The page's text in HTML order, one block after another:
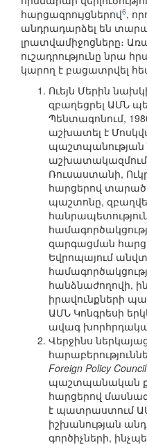
հարցազրույցներով6,
անդրադարձել են
լրատվամիջոցները։
ուշադրությունը նրա
կարող է բացատրվել
Ուեյն Մերին
զբաղեցրել ԱՄՆ
Պենտագոնում,
աշխատել է
աշխատակազմում
Ռուսաստանի,
հարցերով
պաշտոնը,
զարգացման
Եվրոպայում
հանձնաժողովի,
իրավունքների
ԱՄՆ Կոնգրեսի
ավագ
Վերջինս
Foreign Policy
պաշտպանական
հարցերով
է պատրաստում
իշխանության
գործիչների,